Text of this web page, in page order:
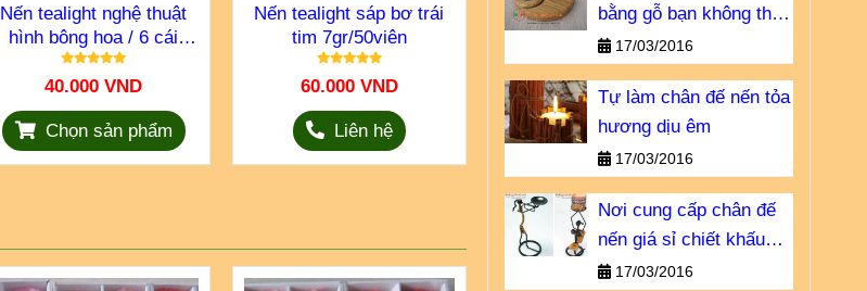
Nến tealight nghệ thuật
hình bông hoa / 6 cái
dùng trong trang trí
40.000 VND
Chọn sản phẩm
Nến tealight sáp bơ trái
tim 7gr/50viên
60.000 VND
Liên hệ
Nến tealight sáp bơ trái
tim 13gr/20viên
55.000 VND
Chọn sản phẩm
Nến
bằng gỗ bạn không thể
bỏ qua
17/03/2016
Tự làm chân đế nến tỏa
hương dịu êm
17/03/2016
Nơi cung cấp chân đế
nến giá sỉ chiết khấu
cao17/03/2016